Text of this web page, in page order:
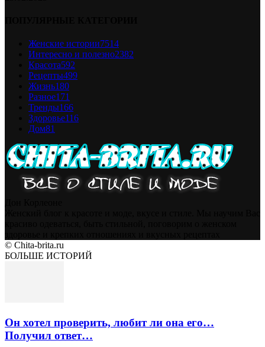
Женские истории7514
Интересно и полезно2382
Красота592
Рецепты499
Жизнь180
Разное171
Тренды166
Здоровье116
Дом81
© Chita-brita.ru
БОЛЬШЕ ИСТОРИЙ
Он хотел проверить, любит ли она его…
Получил ответ…